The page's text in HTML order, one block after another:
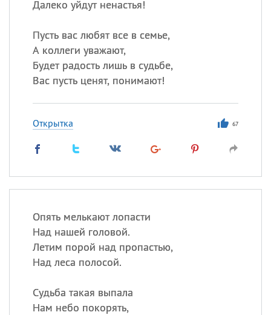
Далеко уйдут ненастья!
Пусть вас любят все в семье,
А коллеги уважают,
Будет радость лишь в судьбе,
Вас пусть ценят, понимают!
Открытка 67
Опять мелькают лопасти
Над нашей головой.
Летим порой над пропастью,
Над леса полосой.
Судьба такая выпала
Нам небо покорять,